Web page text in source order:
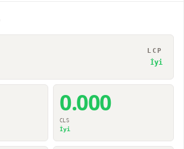
LCP
İyi
0.000
CLS
İyi